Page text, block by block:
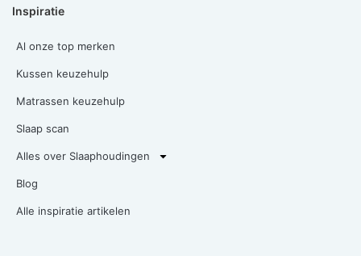
Inspiratie
Al onze top merken
Kussen keuzehulp
Matrassen keuzehulp
Slaap scan
Alles over Slaaphoudingen
Blog
Alle inspiratie artikelen